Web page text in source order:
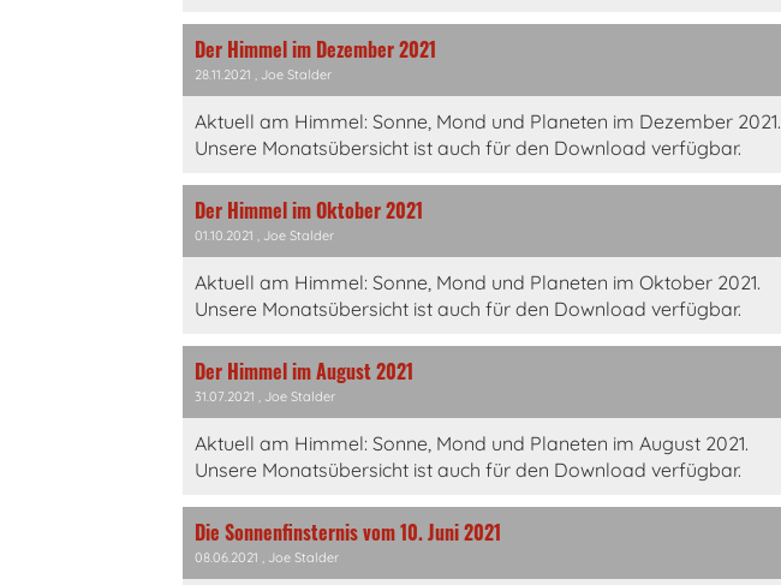
Der Himmel im Dezember 2021
28.11.2021 , Joe Stalder
Aktuell am Himmel: Sonne, Mond und Planeten im Dezember 2021.
Unsere Monatsübersicht ist auch für den Download verfügbar.
Der Himmel im Oktober 2021
01.10.2021 , Joe Stalder
Aktuell am Himmel: Sonne, Mond und Planeten im Oktober 2021.
Unsere Monatsübersicht ist auch für den Download verfügbar.
Der Himmel im August 2021
31.07.2021 , Joe Stalder
Aktuell am Himmel: Sonne, Mond und Planeten im August 2021.
Unsere Monatsübersicht ist auch für den Download verfügbar.
Die Sonnenfinsternis vom 10. Juni 2021
08.06.2021 , Joe Stalder